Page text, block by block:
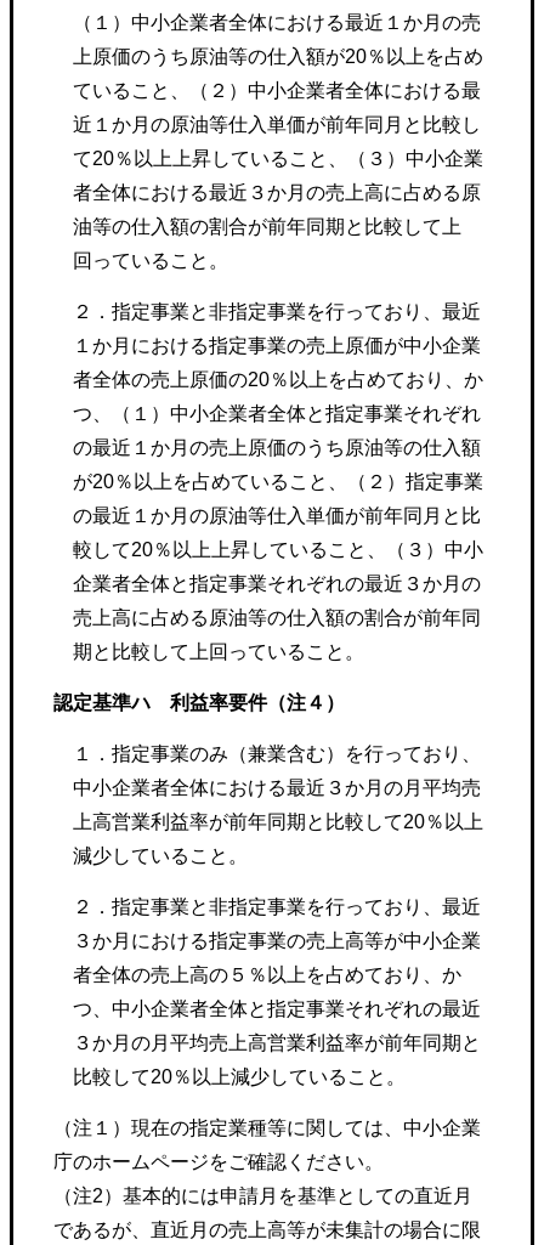
（１）中小企業者全体における最近１か月の売
上原価のうち原油等の仕入額が20％以上を占め
ていること、（２）中小企業者全体における最
近１か月の原油等仕入単価が前年同月と比較し
て20％以上上昇していること、（３）中小企業
者全体における最近３か月の売上高に占める原
油等の仕入額の割合が前年同期と比較して上
回っていること。
２．指定事業と非指定事業を行っており、最近
１か月における指定事業の売上原価が中小企業
者全体の売上原価の20％以上を占めており、か
つ、（１）中小企業者全体と指定事業それぞれ
の最近１か月の売上原価のうち原油等の仕入額
が20％以上を占めていること、（２）指定事業
の最近１か月の原油等仕入単価が前年同月と比
較して20％以上上昇していること、（３）中小
企業者全体と指定事業それぞれの最近３か月の
売上高に占める原油等の仕入額の割合が前年同
期と比較して上回っていること。
認定基準ハ 利益率要件（注４）
１．指定事業のみ（兼業含む）を行っており、
中小企業者全体における最近３か月の月平均売
上高営業利益率が前年同期と比較して20％以上
減少していること。
２．指定事業と非指定事業を行っており、最近
３か月における指定事業の売上高等が中小企業
者全体の売上高の５％以上を占めており、か
つ、中小企業者全体と指定事業それぞれの最近
３か月の月平均売上高営業利益率が前年同期と
比較して20％以上減少していること。
（注１）現在の指定業種等に関しては、中小企業
庁のホームページをご確認ください。
（注2）基本的には申請月を基準としての直近月
であるが、直近月の売上高等が未集計の場合に限